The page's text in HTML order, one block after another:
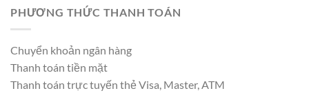
PHƯƠNG THỨC THANH TOÁN
Chuyển khoản ngân hàng
Thanh toán tiền mặt
Thanh toán trực tuyến thẻ Visa, Master, ATM